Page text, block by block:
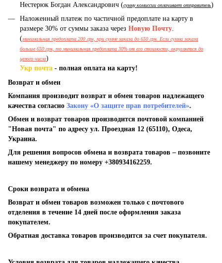
Нестерюк Богдан Александрович (сумму комиссии оплачивает отправитель)
Наложенный платеж по частичной предоплате на карту в
размере 30% от суммы заказа через Новую Почту.
(минимальная предоплата 200 грн, при сумме заказа до 650 грн. Если сумма заказа
больше 650 грн, то минимальная предоплата 30% от его стоимости, округляется до
целого числа)
Укр почта - полная оплата на карту!
Возврат и обмен
Компания производит возврат и обмен товаров надлежащего
качества согласно Закону «О защите прав потребителей».
Обмен и возврат товаров производится почтовой компанией
"Новая почта" по адресу ул. Проездная 12 (65110), Одеса,
Украина.
Для решения вопросов обмена и возврата товаров – позвоните
нашему менеджеру по номеру +380934162259.
Сроки возврата и обмена
Возврат и обмен товаров возможен только с почтового
отделения в течение 14 дней после оформления заказа
покупателем.
Обратная доставка товаров производится за счет покупателя.